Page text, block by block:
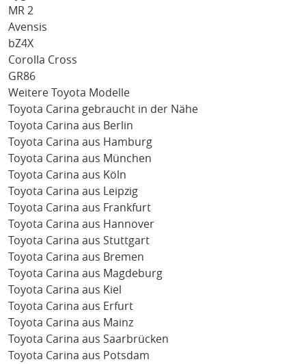
MR 2
Avensis
bZ4X
Corolla Cross
GR86
Weitere Toyota Modelle
Toyota Carina gebraucht in der Nähe
Toyota Carina aus Berlin
Toyota Carina aus Hamburg
Toyota Carina aus München
Toyota Carina aus Köln
Toyota Carina aus Leipzig
Toyota Carina aus Frankfurt
Toyota Carina aus Hannover
Toyota Carina aus Stuttgart
Toyota Carina aus Bremen
Toyota Carina aus Magdeburg
Toyota Carina aus Kiel
Toyota Carina aus Erfurt
Toyota Carina aus Mainz
Toyota Carina aus Saarbrücken
Toyota Carina aus Potsdam